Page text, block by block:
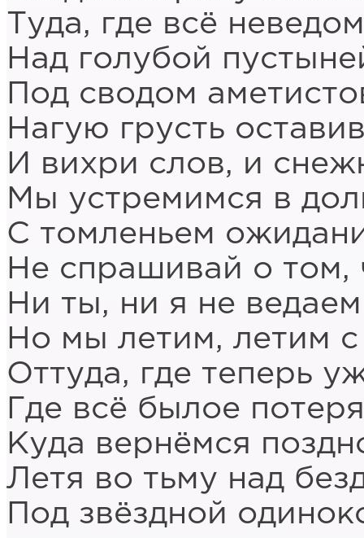
Туда, где всё
Над голубой
Под сводом
Нагую грусть
И вихри слов, и
Мы устремимся в
С томленьем
Не спрашивай о том,
Ни ты, ни я не
Но мы летим, летим
Оттуда, где теперь
Где всё былое
Куда вернёмся
Летя во тьму над
Под звёздной